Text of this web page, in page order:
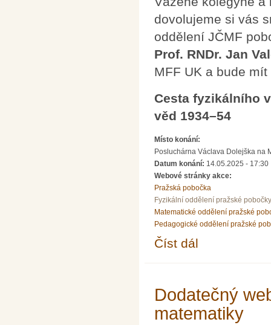
dovolujeme si vás
oddělení JČMF
Prof. RNDr. Jan
MFF UK a bude
Cesta fyzikálního
věd 1934–54
Místo konání:
Posluchárna Václava Dolejška na
Datum konání: 14.05.2025 - 17:30
Webové stránky akce:
Pražská pobočka
Fyzikální oddělení pražské pobočky
Matematické oddělení pražské
Pedagogické oddělení pražské
Číst dál
Dodatečný
matematiky